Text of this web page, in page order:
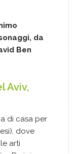
da
Ben
Aviv,
di casa per
dove
arti